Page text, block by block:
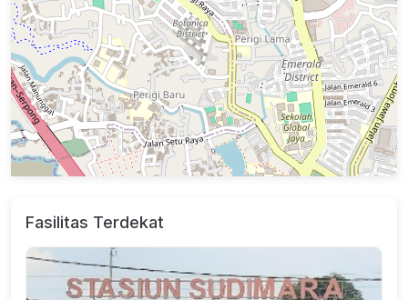
Fasilitas Terdekat